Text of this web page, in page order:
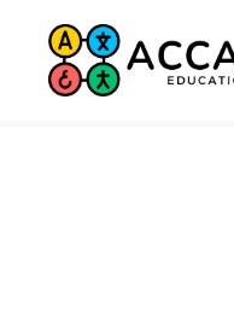
Saltar
contenido